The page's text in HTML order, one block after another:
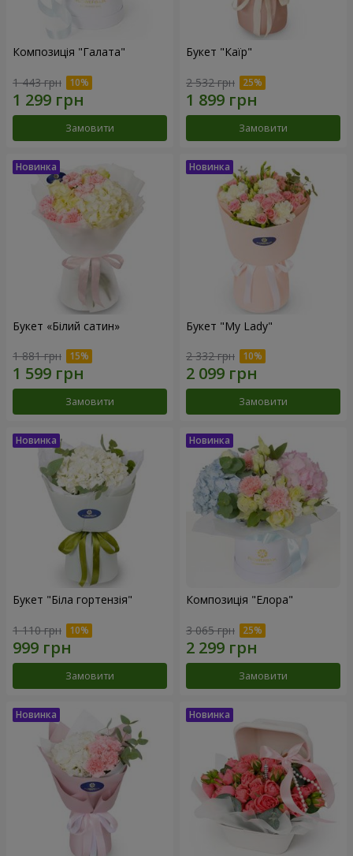
Композиція "Галата"
1 443 грн
Замовити
Букет "Каїр"
2 532 грн
Замовити
Букет «Білий сатин»
1 881 грн
Замовити
Букет "My Lady"
2 332 грн
Замовити
Букет "Біла гортензія"
1 110 грн
Замовити
Композиція "Елора"
3 065 грн
Замовити